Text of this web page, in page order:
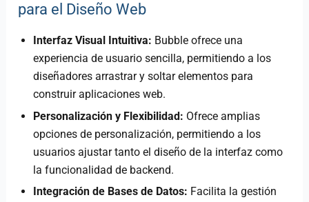
para el Diseño Web
Interfaz Visual Intuitiva: Bubble ofrece una
experiencia de usuario sencilla, permitiendo a los
diseñadores arrastrar y soltar elementos para
construir aplicaciones web.
Personalización y Flexibilidad: Ofrece amplias
opciones de personalización, permitiendo a los
usuarios ajustar tanto el diseño de la interfaz como
la funcionalidad de backend.
Integración de Bases de Datos: Facilita la gestión